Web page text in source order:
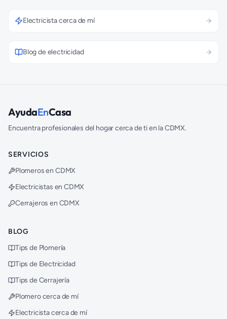
Electricista cerca de mí
Blog de electricidad
AyudaEnCasa
Encuentra profesionales del hogar cerca de ti en la CDMX.
SERVICIOS
Plomeros en CDMX
Electricistas en CDMX
Cerrajeros en CDMX
BLOG
Tips de Plomería
Tips de Electricidad
Tips de Cerrajería
Plomero cerca de mí
Electricista cerca de mí